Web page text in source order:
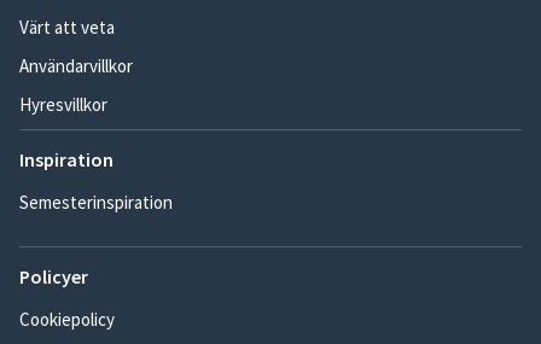
Värt att veta
Användarvillkor
Hyresvillkor
Inspiration
Semesterinspiration
Policyer
Cookiepolicy